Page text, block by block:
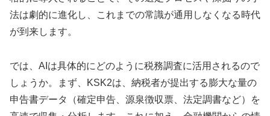
法は劇的に進化し、これまでの常識が通用しなくなる時代
が到来します。
では、AIは具体的にどのように税務調査に活用されるので
しょうか。まず、KSK2は、納税者が提出する膨大な量の
申告書データ（確定申告、源泉徴収票、法定調書など）を